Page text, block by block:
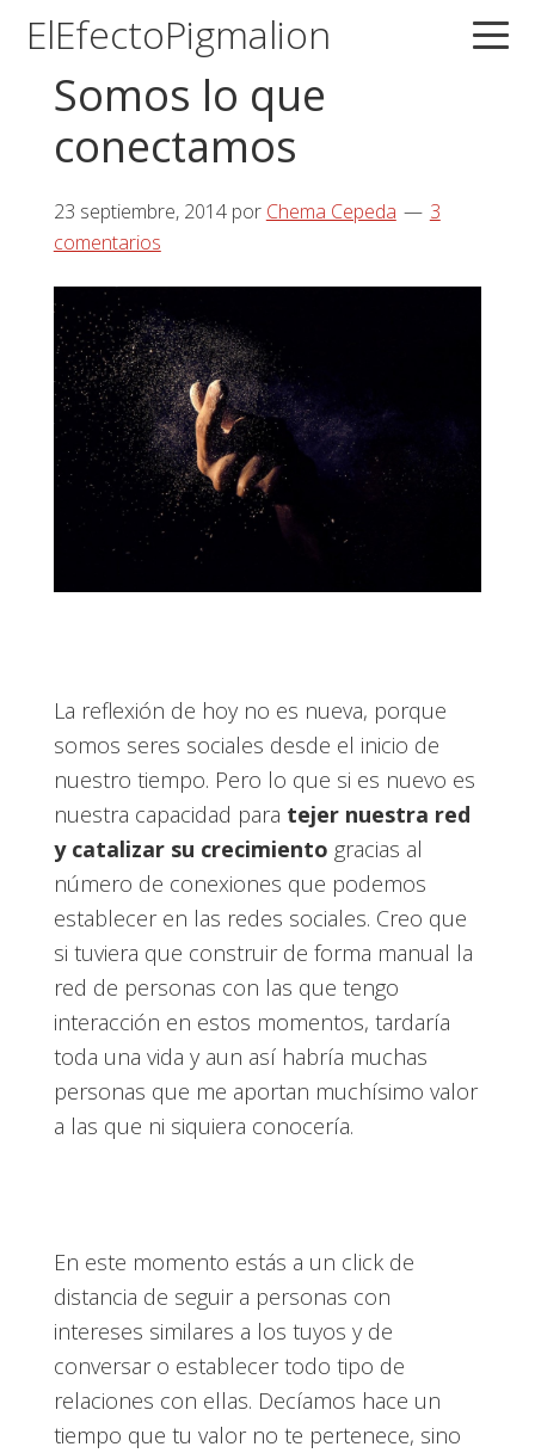
Saltar
navegación
principal
Saltar
contenido
principal
Saltar
lateral
ElEfectoPigmalion
Somos lo que
conectamos
23 septiembre, 2014por Chema Cepeda
3
comentarios
La reflexión de hoy no es nueva, porque
somos seres sociales desde el inicio de
nuestro tiempo. Pero lo que si es nuevo es
nuestra capacidad para tejer nuestra red
y catalizar su crecimiento gracias al
número de conexiones que podemos
establecer en las redes sociales. Creo que
si tuviera que construir de forma manual la
red de personas con las que tengo
interacción en estos momentos, tardaría
toda una vida y aun así habría muchas
personas que me aportan muchísimo valor
a las que ni siquiera conocería.
En este momento estás a un click de
distancia de seguir a personas con
intereses similares a los tuyos y de
conversar o establecer todo tipo de
relaciones con ellas. Decíamos hace un
tiempo que tu valor no te pertenece, sino